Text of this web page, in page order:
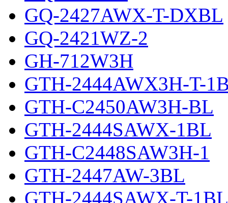
GQ-2427AWX-T-DXBL
GQ-2421WZ-2
GH-712W3H
GTH-2444AWX3H-T-
GTH-C2450AW3H-BL
GTH-2444SAWX-1BL
GTH-C2448SAW3H-1
GTH-2447AW-3BL
GTH-2444SAWX-T-1BL